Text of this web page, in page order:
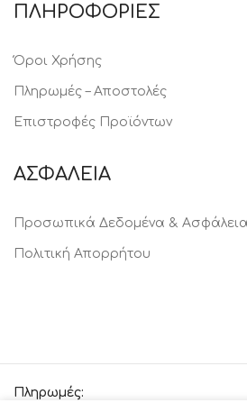
ΠΛΗΡΟΦΟΡΙΕΣ
Όροι Χρήσης
Πληρωμές – Αποστολές
Επιστροφές Προϊόντων
ΑΣΦΑΛΕΙΑ
Προσωπικά Δεδομένα & Ασφάλεια
Πολιτική Απορρήτου
Πληρωμές: